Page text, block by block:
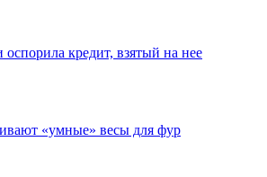
кредит, взятый на нее
«умные» весы для фур